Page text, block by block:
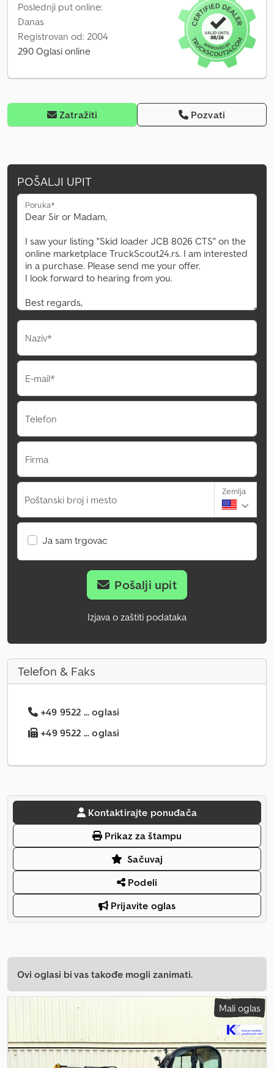
Poslednji put online:
Danas
Registrovan od: 2004
290 Oglasi online
Zatražiti Pozvati
POŠALJI UPIT
Poruka*
Naziv*
E-mail*
Telefon
Firma
Poštanski broj i mesto
Zemlja
Ja sam trgovac
Pošalji upit
Izjava o zaštiti podataka
Telefon & Faks
+49 9522 ... oglasi
+49 9522 ... oglasi
Kontaktirajte ponuđača
Prikaz za štampu
Sačuvaj
Podeli
Prijavite oglas
Ovi oglasi bi vas takođe mogli zanimati.
Mali oglas